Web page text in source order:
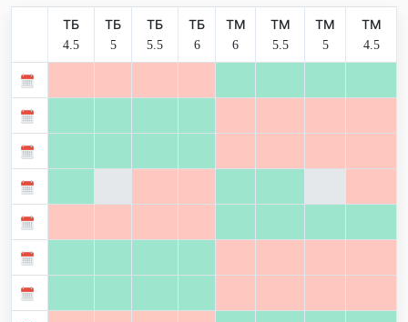
ТБ
4.5
ТБ
5
ТБ
5.5
ТБ
6
ТМ
6
ТМ
5.5
ТМ
5
ТМ
4.5